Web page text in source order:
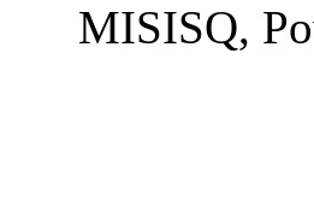
MISISQ,